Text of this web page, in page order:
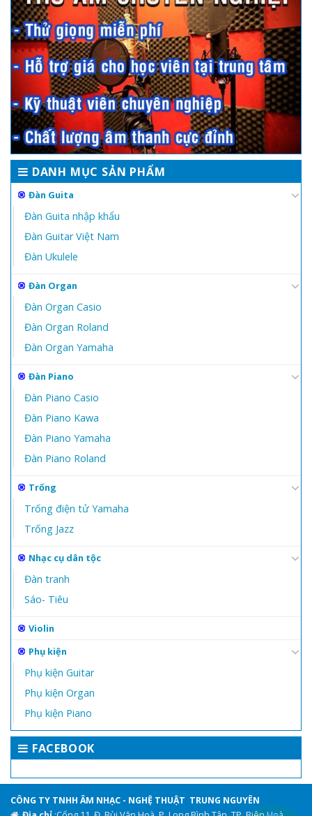
DANH MỤC SẢN PHẨM
Đàn Guita
Đàn Guita nhập khẩu
Đàn Guitar Việt Nam
Đàn Ukulele
Đàn Organ
Đàn Organ Casio
Đàn Organ Roland
Đàn Organ Yamaha
Đàn Piano
Đàn Piano Casio
Đàn Piano Kawa
Đàn Piano Yamaha
Đàn Piano Roland
Trống
Trống điện tử Yamaha
Trống Jazz
Nhạc cụ dân tộc
Đàn tranh
Sáo- Tiêu
Violin
Phụ kiện
Phụ kiện Guitar
Phụ kiện Organ
Phụ kiện Piano
FACEBOOK
CÔNG TY TNHH ÂM NHẠC - NGHỆ THUẬT TRUNG NGUYÊN